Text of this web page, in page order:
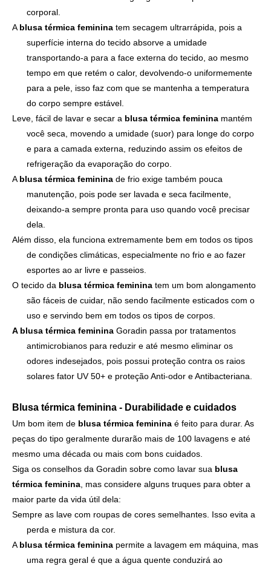
corporal.
A blusa térmica feminina tem secagem ultrarrápida, pois a
superfície interna do tecido absorve a umidade
transportando-a para a face externa do tecido, ao mesmo
tempo em que retém o calor, devolvendo-o uniformemente
para a pele, isso faz com que se mantenha a temperatura
do corpo sempre estável.
Leve, fácil de lavar e secar a blusa térmica feminina mantém
você seca, movendo a umidade (suor) para longe do corpo
e para a camada externa, reduzindo assim os efeitos de
refrigeração da evaporação do corpo.
A blusa térmica feminina de frio exige também pouca
manutenção, pois pode ser lavada e seca facilmente,
deixando-a sempre pronta para uso quando você precisar
dela.
Além disso, ela funciona extremamente bem em todos os tipos
de condições climáticas, especialmente no frio e ao fazer
esportes ao ar livre e passeios.
O tecido da blusa térmica feminina tem um bom alongamento
são fáceis de cuidar, não sendo facilmente esticados com o
uso e servindo bem em todos os tipos de corpos.
A blusa térmica feminina Goradin passa por tratamentos
antimicrobianos para reduzir e até mesmo eliminar os
odores indesejados, pois possui proteção contra os raios
solares fator UV 50+ e proteção Anti-odor e Antibacteriana.
Blusa térmica feminina - Durabilidade e cuidados
Um bom item de blusa térmica feminina é feito para durar. As
peças do tipo geralmente durarão mais de 100 lavagens e até
mesmo uma década ou mais com bons cuidados.
Siga os conselhos da Goradin sobre como lavar sua blusa
térmica feminina , mas considere alguns truques para obter a
maior parte da vida útil dela:
Sempre as lave com roupas de cores semelhantes. Isso evita a
perda e mistura da cor.
A blusa térmica feminina permite a lavagem em máquina, mas
uma regra geral é que a água quente conduzirá ao